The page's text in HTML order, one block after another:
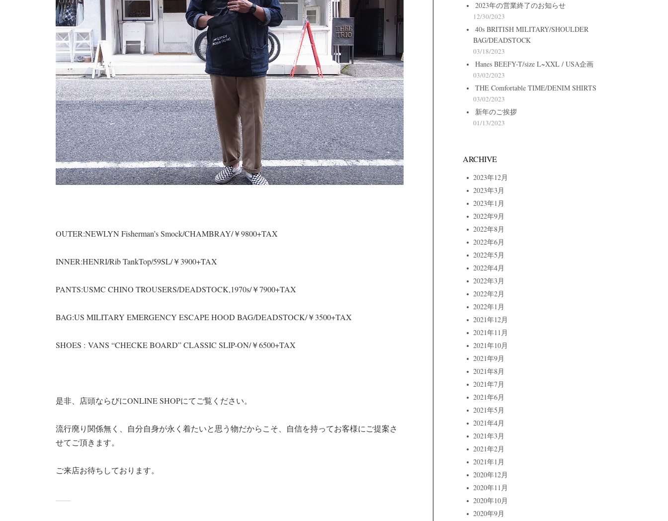
OUTER:NEWLYN Fisherman’s Smock/CHAMBRAY/￥9800+TAX
INNER:HENRI/Rib TankTop/59SL/￥3900+TAX
PANTS:USMC CHINO TROUSERS/DEADSTOCK,1970s/￥7900+TAX
BAG:US MILITARY EMERGENCY ESCAPE HOOD BAG/DEADSTOCK/￥3500+TAX
SHOES : VANS “CHECKE BOARD” CLASSIC SLIP-ON/￥6500+TAX
是非、店頭ならびにONLINE SHOPにてご覧ください。
流行廃り関係無く、自分自身が永く着たいと思う物だからこそ、自信を持ってお客様にご提案さ
せてご頂きます。
ご来店お待ちしております。
2023年の営業終了のお知らせ
12/30/2023
40s BRITISH MILITARY/SHOULDER
BAG/DEADSTOCK
03/18/2023
Hanes BEEFY-T/size L~XXL / USA企画
03/02/2023
THE Comfortable TIME/DENIM SHIRTS
03/02/2023
新年のご挨拶
01/13/2023
ARCHIVE
2023年12月
2023年3月
2023年1月
2022年9月
2022年8月
2022年6月
2022年5月
2022年4月
2022年3月
2022年2月
2022年1月
2021年12月
2021年11月
2021年10月
2021年9月
2021年8月
2021年7月
2021年6月
2021年5月
2021年4月
2021年3月
2021年2月
2021年1月
2020年12月
2020年11月
2020年10月
2020年9月